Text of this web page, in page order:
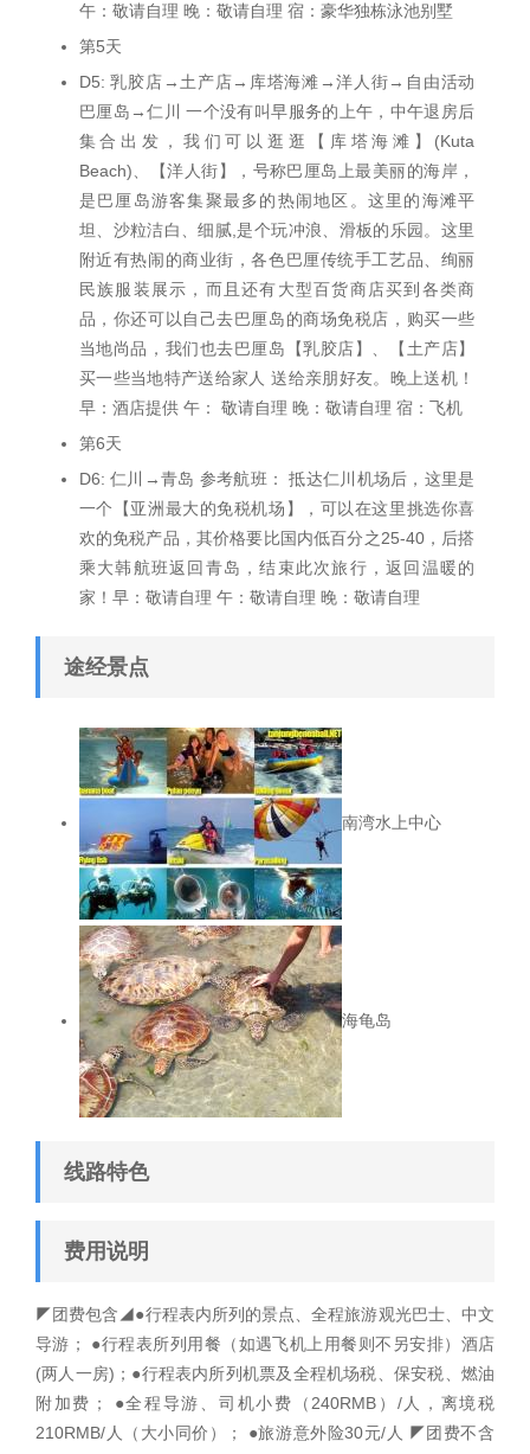
午：敬请自理 晚：敬请自理 宿：豪华独栋泳池别墅
第5天
D5: 乳胶店→土产店→库塔海滩→洋人街→自由活动
巴厘岛→仁川 一个没有叫早服务的上午，中午退房后
集合出发，我们可以逛逛【库塔海滩】(Kuta
Beach)、【洋人街】，号称巴厘岛上最美丽的海岸，
是巴厘岛游客集聚最多的热闹地区。这里的海滩平
坦、沙粒洁白、细腻,是个玩冲浪、滑板的乐园。这里
附近有热闹的商业街，各色巴厘传统手工艺品、绚丽
民族服装展示，而且还有大型百货商店买到各类商
品，你还可以自己去巴厘岛的商场免税店，购买一些
当地尚品，我们也去巴厘岛【乳胶店】、【土产店】
买一些当地特产送给家人 送给亲朋好友。晚上送机！
早：酒店提供 午： 敬请自理 晚：敬请自理 宿：飞机
第6天
D6: 仁川→青岛 参考航班： 抵达仁川机场后，这里是
一个【亚洲最大的免税机场】，可以在这里挑选你喜
欢的免税产品，其价格要比国内低百分之25-40，后搭
乘大韩航班返回青岛，结束此次旅行，返回温暖的
家！早：敬请自理 午：敬请自理 晚：敬请自理
途经景点
南湾水上中心
海龟岛
线路特色
费用说明
◤团费包含◢●行程表内所列的景点、全程旅游观光巴士、中文
导游； ●行程表所列用餐（如遇飞机上用餐则不另安排）酒店
(两人一房)；●行程表内所列机票及全程机场税、保安税、燃油
附加费； ●全程导游、司机小费（240RMB）/人，离境税
210RMB/人（大小同价）； ●旅游意外险30元/人 ◤团费不含